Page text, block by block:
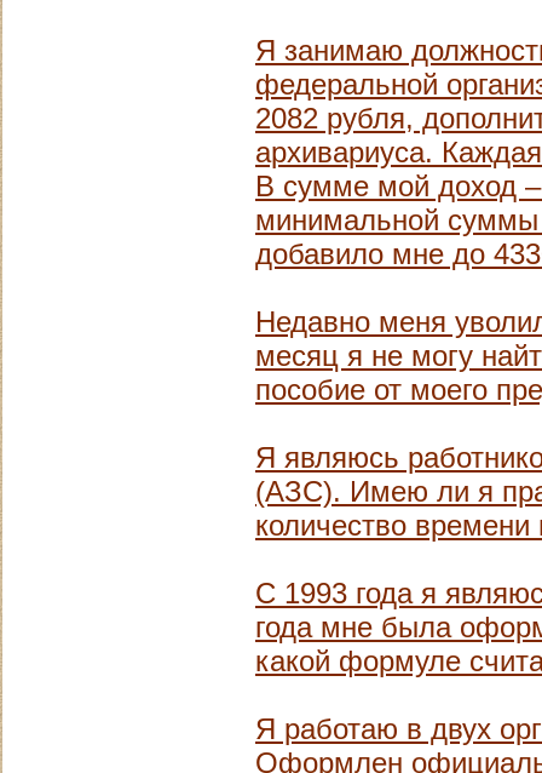
Я занимаю
федеральной
2082 рубля,
архивариуса.
В сумме мой доход
минимальной суммы
добавило мне до
Недавно меня
месяц я не могу
пособие от моего
Я являюсь
(АЗС). Имею ли я
количество времени
С 1993 года я
года мне была
какой формуле
Я работаю в двух
Оформлен